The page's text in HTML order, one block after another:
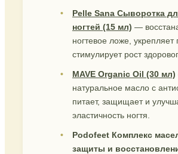
Pelle Sana Сыворотка
ногтей (15 мл) —
ногтевое ложе, укрепляет
стимулирует рост
MAVE Organic Oil (30 мл)
натуральное масло с
питает, защищает и
эластичность ногтя.
Podofeet Комплекс
защиты и